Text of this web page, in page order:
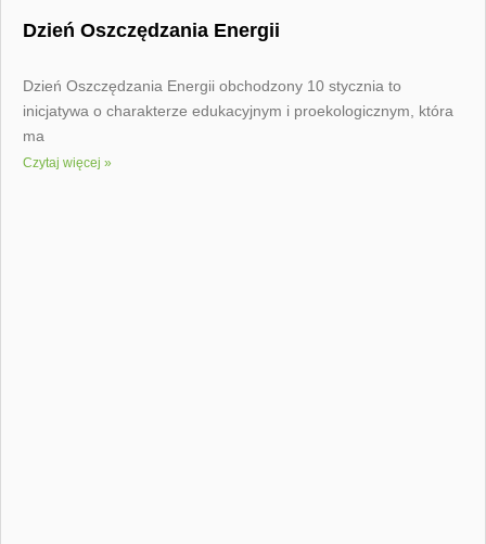
Dzień Oszczędzania Energii
Dzień Oszczędzania Energii obchodzony 10 stycznia to
inicjatywa o charakterze edukacyjnym i proekologicznym, która
ma
Czytaj więcej »